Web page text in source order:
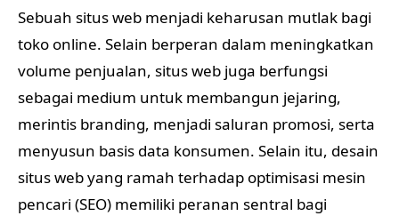
Sebuah situs web menjadi keharusan mutlak bagi
toko online. Selain berperan dalam meningkatkan
volume penjualan, situs web juga berfungsi
sebagai medium untuk membangun jejaring,
merintis branding, menjadi saluran promosi, serta
menyusun basis data konsumen. Selain itu, desain
situs web yang ramah terhadap optimisasi mesin
pencari (SEO) memiliki peranan sentral bagi